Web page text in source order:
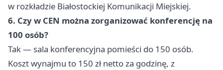
w rozkładzie Białostockiej Komunikacji Miejskiej.
6. Czy w CEN można zorganizować konferencję na
100 osób?
Tak — sala konferencyjna pomieści do 150 osób.
Koszt wynajmu to 150 zł netto za godzinę, z